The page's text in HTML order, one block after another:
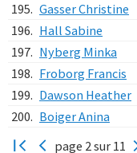
195. Gasser Christine
196. Hall Sabine
197. Nyberg Minka
198. Froborg Francis
199. Dawson Heather
200. Boiger Anina
page 2 sur 11